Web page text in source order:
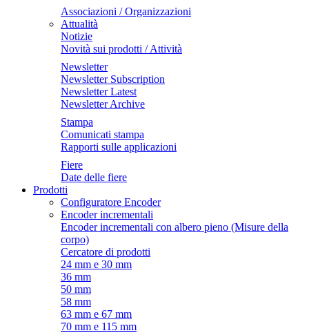
Associazioni / Organizzazioni
Attualità
Notizie
Novità sui prodotti / Attività
Newsletter
Newsletter Subscription
Newsletter Latest
Newsletter Archive
Stampa
Comunicati stampa
Rapporti sulle applicazioni
Fiere
Date delle fiere
Prodotti
Configuratore Encoder
Encoder incrementali
Encoder incrementali con albero pieno (Misure della
corpo)
Cercatore di prodotti
24 mm e 30 mm
36 mm
50 mm
58 mm
63 mm e 67 mm
70 mm e 115 mm